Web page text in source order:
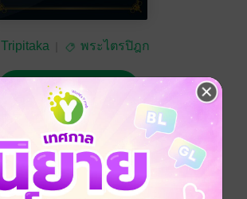
Tripitaka พระไตรปิฎก
ฟรี
No Rating